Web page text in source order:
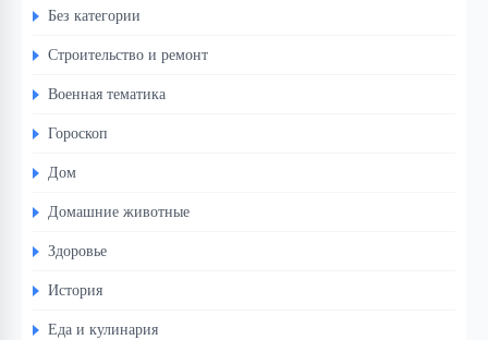
Без категории
Строительство и ремонт
Военная тематика
Гороскоп
Дом
Домашние животные
Здоровье
История
Еда и кулинария